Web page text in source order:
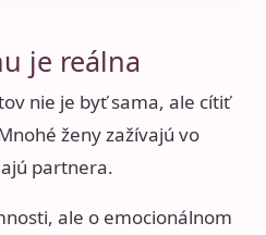
je reálna
nie je byť sama, ale cítiť
ženy zažívajú vo
partnera.
ale o emocionálnom